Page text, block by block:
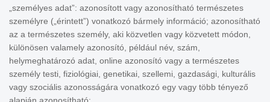
„személyes adat”: azonosított vagy azonosítható természetes
személyre („érintett”) vonatkozó bármely információ; azonosítható
az a természetes személy, aki közvetlen vagy közvetett módon,
különösen valamely azonosító, például név, szám,
helymeghatározó adat, online azonosító vagy a természetes
személy testi, fiziológiai, genetikai, szellemi, gazdasági, kulturális
vagy szociális azonosságára vonatkozó egy vagy több tényező